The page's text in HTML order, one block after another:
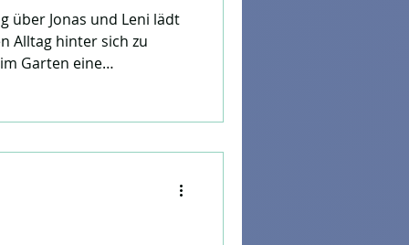
über Jonas und Leni lädt
Alltag hinter sich zu
Garten eine
die Geborgenheit
Ein ideales Erlebnis